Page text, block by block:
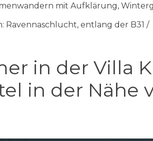
mit Aufklärung,
Ravennaschlucht, entlang der B31 /
in der Villa
in der Nähe